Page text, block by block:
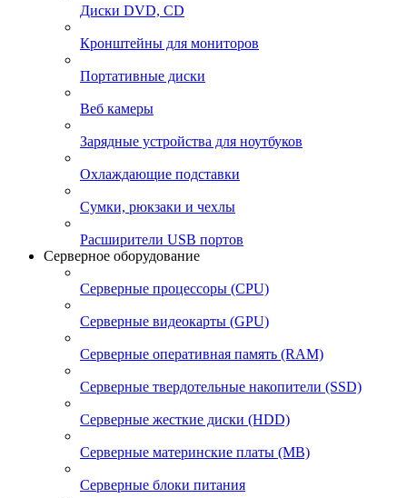
Диски DVD, CD
Кронштейны для мониторов
Портативные диски
Веб камеры
Зарядные устройства для ноутбуков
Охлаждающие подставки
Сумки, рюкзаки и чехлы
Расширители USB портов
Серверное оборудование
Серверные процессоры (CPU)
Серверные видеокарты (GPU)
Серверные оперативная память (RAM)
Серверные твердотельные накопители (SSD)
Серверные жесткие диски (HDD)
Серверные материнские платы (MB)
Серверные блоки питания